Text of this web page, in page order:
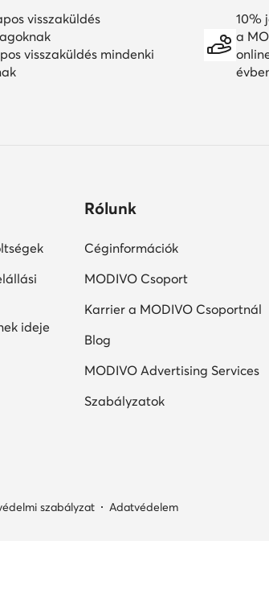
visszaküldés
visszaküldés mindenki
10%
a
ideje
Rólunk
Céginformációk
MODIVO Csoport
Karrier a MODIVO Csoportnál
Blog
MODIVO Advertising Services
Szabályzatok
szabályzat Adatvédelem